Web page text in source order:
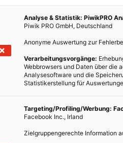
mit den häufigeren Ausbrüchen
Laut Welt-
wovon drei tierischen
sollte überdacht
von Human-, Tier- und
allem, was das tägliche Leben
Mit folgenden Links gelangst du
Analyse & Statistik: PiwikPRO
Piwik PRO GmbH, Deutschland
Anonyme Auswertung zur
Verarbeitungsvorgänge:
Webbrowsers und Daten über die
Analysesoftware und die
Statistikerstellung für
Targeting/Profiling/Werbung:
Facebook Inc., Irland
Zielgruppengerechte Information